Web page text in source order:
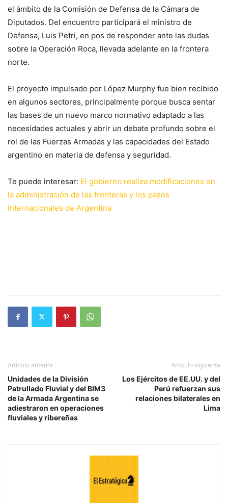
el ámbito de la Comisión de Defensa de la Cámara de
Diputados. Del encuentro participará el ministro de
Defensa, Luis Petri, en pos de responder ante las dudas
sobre la Operación Roca, llevada adelante en la frontera
norte.
El proyecto impulsado por López Murphy fue bien recibido
en algunos sectores, principalmente porque busca sentar
las bases de un nuevo marco normativo adaptado a las
necesidades actuales y abrir un debate profundo sobre el
rol de las Fuerzas Armadas y las capacidades del Estado
argentino en materia de defensa y seguridad.
Te puede interesar: El gobierno realiza modificaciones en
la administración de las fronteras y los pasos
internacionales de Argentina
Artículo anterior
Unidades de la División
Patrullado Fluvial y del BIM3
de la Armada Argentina se
adiestraron en operaciones
fluviales y ribereñas
Artículo siguiente
Los Ejércitos de EE.UU. y del
Perú refuerzan sus
relaciones bilaterales en
Lima